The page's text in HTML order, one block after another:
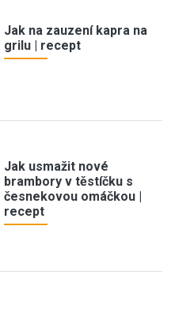
Jak na zauzení kapra na
grilu | recept
Jak usmažit nové
brambory v těstíčku s
česnekovou omáčkou |
recept